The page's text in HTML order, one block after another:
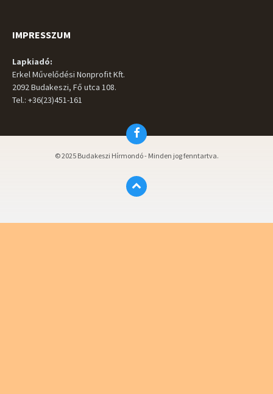
IMPRESSZUM
Lapkiadó:
Erkel Művelődési Nonprofit Kft.
2092 Budakeszi, Fő utca 108.
Tel.: +36(23)451-161
Facebook
© 2025 Budakeszi Hírmondó - Minden jog fenntartva.